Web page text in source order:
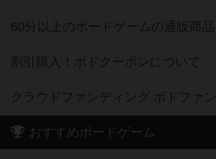
60分以上のボードゲームの通販商品
割引購入！ボドクーポンについて
クラウドファンディング ボドファン
おすすめボードゲーム